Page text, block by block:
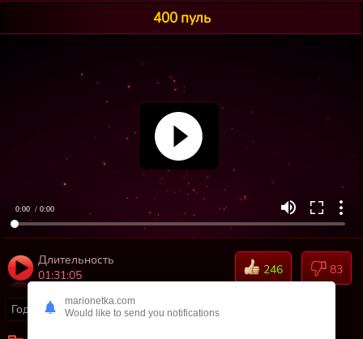
400 пуль
0:00 / 0:00
Длительность
01:31:05
246 83
Год: 2021 Страны:Великобритания
marionetka.com
Would like to send you notifications